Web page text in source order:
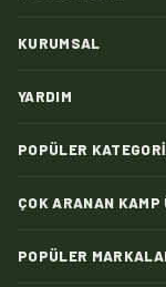
KURUMSAL
YARDIM
POPÜLER
ÇOK ARANAN KAMP
POPÜLER